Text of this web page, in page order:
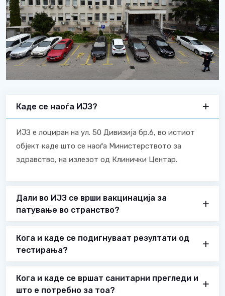
Каде се наоѓа ИЈЗ?
ИЈЗ е лоциран на ул. 50 Дивизија бр.6, во истиот
објект каде што се наоѓа Министерството за
здравство, на излезот од Клинички Центар.
Дали во ИЈЗ се врши вакцинација за
патување во странство?
Кога и каде се подигнуваат резултати од
тестирања?
Кога и каде се вршат санитарни прегледи и
што е потребно за тоа?